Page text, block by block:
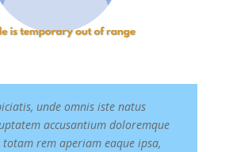
unde omnis iste natus
accusantium doloremque
rem aperiam eaque ipsa,